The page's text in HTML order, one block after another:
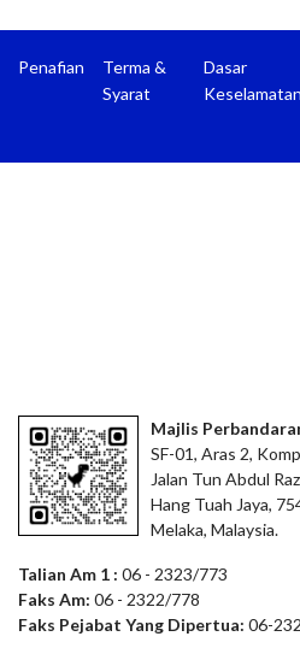
Penafian
Terma &
Syarat
Dasar
Keselamatan
Majlis
SF-01, Aras 2,
Jalan Tun Abdul
Hang Tuah Jaya,
Melaka, Malaysia.
Talian Am 1 : 06 - 2323/773
Faks Am: 06 - 2322/778
Faks Pejabat Yang Dipertua: 06-